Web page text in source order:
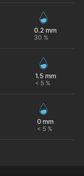
0.2 mm
30 %
1.5 mm
< 5 %
0 mm
< 5 %